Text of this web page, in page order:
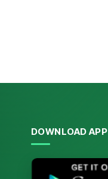
DOWNLOAD APP